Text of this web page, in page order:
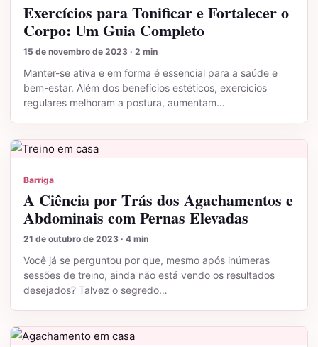
Exercícios para Tonificar e Fortalecer o
Corpo: Um Guia Completo
15 de novembro de 2023 · 2 min
Manter-se ativa e em forma é essencial para a saúde e
bem-estar. Além dos benefícios estéticos, exercícios
regulares melhoram a postura, aumentam…
Barriga
A Ciência por Trás dos Agachamentos e
Abdominais com Pernas Elevadas
21 de outubro de 2023 · 4 min
Você já se perguntou por que, mesmo após inúmeras
sessões de treino, ainda não está vendo os resultados
desejados? Talvez o segredo…